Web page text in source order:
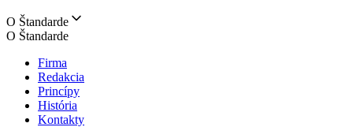
O Štandarde
O Štandarde
Firma
Redakcia
Princípy
História
Kontakty